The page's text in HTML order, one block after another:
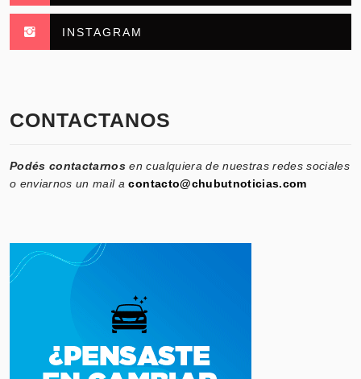
INSTAGRAM
CONTACTANOS
Podés contactarnos en cualquiera de nuestras redes sociales
o enviarnos un mail acontacto@chubutnoticias.com